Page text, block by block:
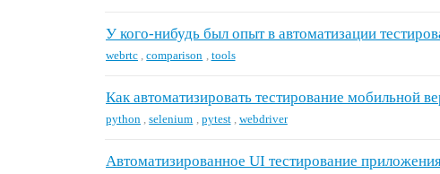
У кого-нибудь был опыт в автоматизации
webrtc ,comparison , tools
Как автоматизировать тестирование мобильной
python ,selenium , pytest , webdriver
Автоматизированное UI тестирование